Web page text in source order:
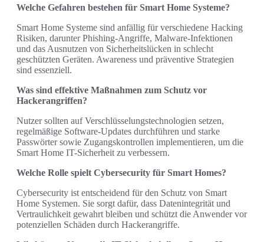
Welche Gefahren bestehen für Smart Home Systeme?
Smart Home Systeme sind anfällig für verschiedene Hacking
Risiken, darunter Phishing-Angriffe, Malware-Infektionen
und das Ausnutzen von Sicherheitslücken in schlecht
geschützten Geräten. Awareness und präventive Strategien
sind essenziell.
Was sind effektive Maßnahmen zum Schutz vor
Hackerangriffen?
Nutzer sollten auf Verschlüsselungstechnologien setzen,
regelmäßige Software-Updates durchführen und starke
Passwörter sowie Zugangskontrollen implementieren, um die
Smart Home IT-Sicherheit zu verbessern.
Welche Rolle spielt Cybersecurity für Smart Homes?
Cybersecurity ist entscheidend für den Schutz von Smart
Home Systemen. Sie sorgt dafür, dass Datenintegrität und
Vertraulichkeit gewahrt bleiben und schützt die Anwender vor
potenziellen Schäden durch Hackerangriffe.